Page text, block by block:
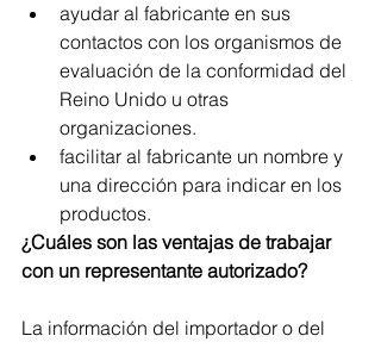
ayudar al fabricante en sus
contactos con los organismos de
evaluación de la conformidad del
Reino Unido u otras
organizaciones.
facilitar al fabricante un nombre y
una dirección para indicar en los
productos.
¿Cuáles son las ventajas de trabajar
con un representante autorizado?
La información del importador o del